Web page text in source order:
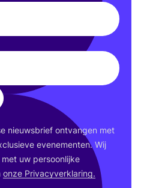
nieuws­brief ont­van­gen met
eve­ne­men­ten. Wij
uw per­soon­lij­ke
onze Pri­va­cy­ver­kla­ring.